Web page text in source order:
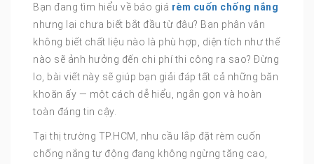
Bạn đang tìm hiểu về báo giá rèm cuốn chống nắng
nhưng lại chưa biết bắt đầu từ đâu? Bạn phân vân
không biết chất liệu nào là phù hợp, diện tích như thế
nào sẽ ảnh hưởng đến chi phí thi công ra sao? Đừng
lo, bài viết này sẽ giúp bạn giải đáp tất cả những băn
khoăn ấy — một cách dễ hiểu, ngắn gọn và hoàn
toàn đáng tin cậy.
Tại thị trường TP.HCM, nhu cầu lắp đặt rèm cuốn
chống nắng tự động đang không ngừng tăng cao,